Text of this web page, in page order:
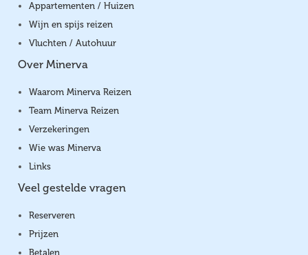
Appartementen / Huizen
Wijn en spijs reizen
Vluchten / Autohuur
Over Minerva
Waarom Minerva Reizen
Team Minerva Reizen
Verzekeringen
Wie was Minerva
Links
Veel gestelde vragen
Reserveren
Prijzen
Betalen